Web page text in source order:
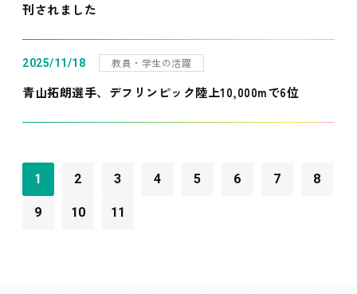
刊されました
2025/11/18 教員・学生の活躍
青山拓朗選手、デフリンピック陸上10,000mで6位
1 2 3 4 5 6 7 8
9 10 11